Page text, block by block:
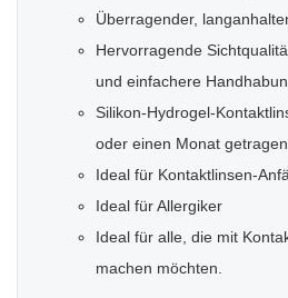
Überragender,
Hervorragende
und einfachere
Silikon-Hydrogel-
oder einen Monat
Ideal für Kontaktlinsen-
Ideal für Allergiker
Ideal für alle, die mit
machen möchten.